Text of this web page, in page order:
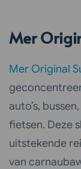
Mer
Mer Original
auto’s,
fietsen. Deze
uitstekende
van